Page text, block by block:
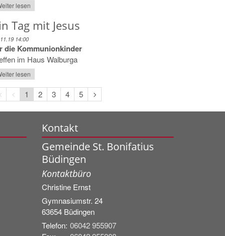
lesen
Tag mit Jesus
14:00
die Kommunionkinder
im Haus Walburga
lesen
Vorherige
Seite
1 2 3 4 5
Nächste
Seite
Kontakt
Gemeinde St. Bonifatius
Büdingen
Kontaktbüro
Christine Ernst
Gymnasiumstr. 24
63654 Büdingen
Telefon: 06042 955907